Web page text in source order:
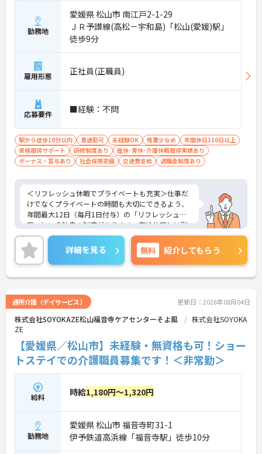
勤務地
愛媛県 松山市 南江戸2-1-29
ＪＲ予讃線(高松－宇和島)「松山(愛媛)駅」
徒歩9分
雇用形態 正社員(正職員)
応募要件 ■経験：不問
駅から徒歩10分以内 車通勤可 未経験OK 残業少なめ
年間休日110日以上
資格取得サポート
研修制度あり
産休･育休･介護休暇取得実績あり
ボーナス・賞与あり
社会保険完備 交通費支給 退職金制度あり
＜リフレッシュ休暇でプライベートも充実＞仕事だ
けでなくプライベートの時間も大切にできるよう、
年間最大12日（毎月1日付与）の「リフレッシュ休
暇」という独自の制度があります。有給休暇とは別
に付与されるため、これらを組み合わせて連休を取
得し、旅行や趣味を楽しむスタッフも多くいます。
＜多彩なキャリアパス！あなたの挑戦を応援します
＞全国に事業を展開する大手企業の同社だからこ
そ、描けるキャリアは無限大です。管理職を目指す
目標に合わせた成長を会社がバックアップします。
資格取得支援制度や研修制度も充実しており、働き
ながらスキルアップが可能。また、希望があれば異
きます。
詳細を見る 無料 紹介してもらう
通所介護（デイサービス） 更新日：2026年08月04日
株式会社SOYOKAZE松山福音寺ケアセンターそよ風
株式会社SOYOKA
ZE
【愛媛県／松山市】未経験・無資格も可！ショー
トステイでの介護職員募集です！＜非常勤＞
給料 時給1,180円～1,320円
勤務地
愛媛県 松山市 福音寺町31-1
伊予鉄道高浜線「福音寺駅」徒歩10分